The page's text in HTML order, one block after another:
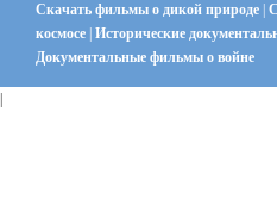
Скачать фильмы о дикой природе
космосе Исторические
Документальные фильмы о войне